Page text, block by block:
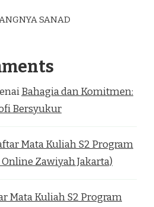
SANAD
Bahagia dan Komitmen:
Bersyukur
Mata Kuliah S2 Program
Zawiyah Jakarta)
Mata Kuliah S2 Program